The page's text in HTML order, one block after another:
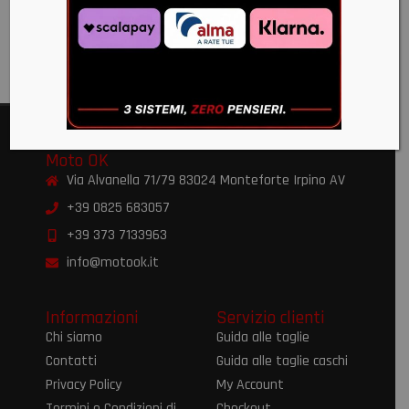
2024+
€382,00
Moto OK
Via Alvanella 71/79 83024 Monteforte Irpino AV
+39 0825 683057
+39 373 7133963
info@motook.it
Informazioni
Chi siamo
Contatti
Privacy Policy
Servizio clienti
Guida alle taglie
Guida alle taglie caschi
My Account